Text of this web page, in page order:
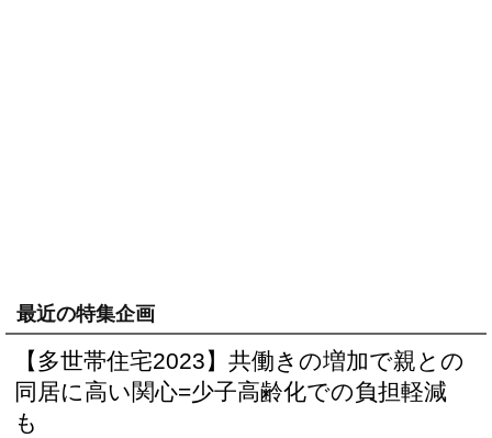
最近の特集企画
【多世帯住宅2023】共働きの増加で親との
同居に高い関心=少子高齢化での負担軽減
も